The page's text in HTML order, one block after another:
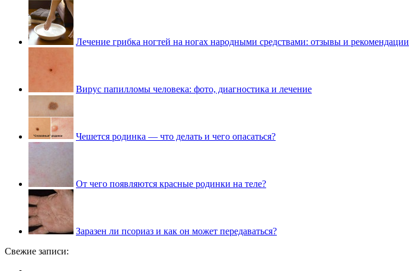
Лечение грибка ногтей на ногах народными средствами: отзывы и рекомендации
Вирус папилломы человека: фото, диагностика и лечение
Чешется родинка — что делать и чего опасаться?
От чего появляются красные родинки на теле?
Заразен ли псориаз и как он может передаваться?
Свежие записи: